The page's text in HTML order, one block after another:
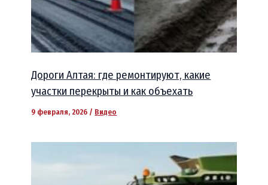
Дороги Алтая: где ремонтируют, какие
участки перекрыты и как объехать
9 февраля, 2026 / Видео